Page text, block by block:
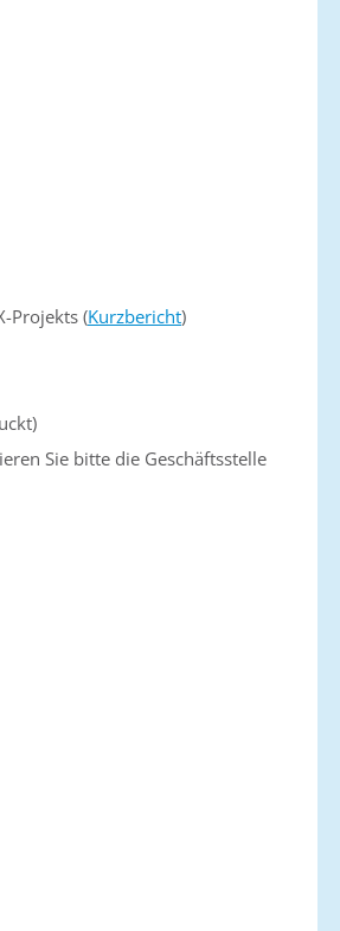
Projekts (Kurzbericht)
Sie bitte die Geschäftsstelle